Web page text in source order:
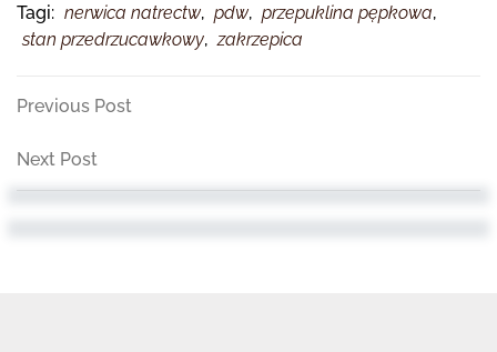
Tagi: nerwica natrectw, pdw, przepuklina pępkowa,
stan przedrzucawkowy, zakrzepica
Nawigacja
wpisu
Previous
Previous Post
Next
Post
Next Post